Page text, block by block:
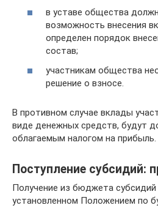
в уставе общества
возможность внесения
определен порядок
состав;
участникам общества
решение о взносе.
В противном случае вклады
виде денежных средств, будут
облагаемым налогом на прибыль.
Поступление субсидий:
Получение из бюджета
установленном Положением по